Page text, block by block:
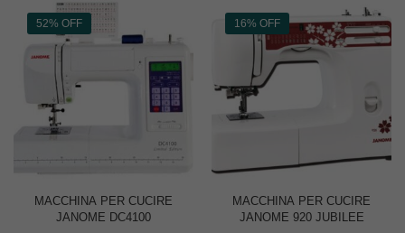
52% OFF
MACCHINA PER CUCIRE
JANOME DC4100
16% OFF
MACCHINA PER CUCIRE
JANOME 920 JUBILEE